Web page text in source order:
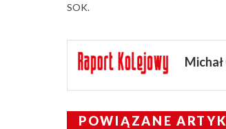
SOK.
POWIĄZANE